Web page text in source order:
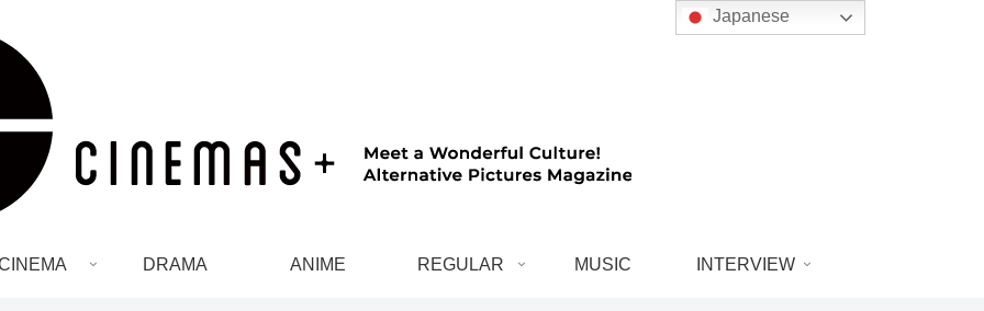
DRAMA ANIME REGULAR MUSIC INTERVIEW
Japanese